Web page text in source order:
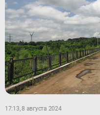
17:13, 8 августа 2024